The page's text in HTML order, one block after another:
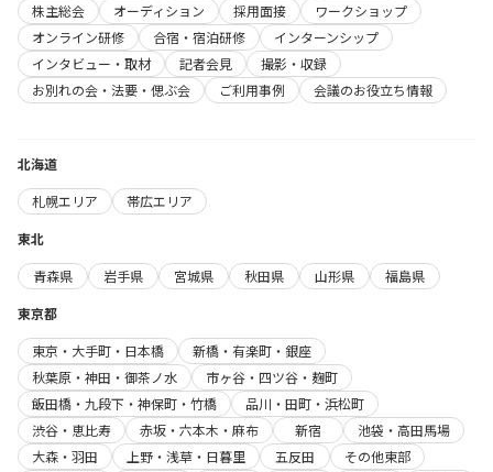
株主総会
オーディション 採用面接
ワークショップ
オンライン研修
合宿・宿泊研修
インターンシップ
インタビュー・取材
記者会見
撮影・収録
お別れの会・法要・偲ぶ会
ご利用事例 会議のお役立ち情報
北海道
札幌エリア
帯広エリア
東北
青森県
岩手県 宮城県 秋田県 山形県
福島県
東京都
東京・大手町・日本橋
新橋・有楽町・銀座
秋葉原・神田・御茶ノ水
市ヶ谷・四ツ谷・麹町
飯田橋・九段下・神保町・竹橋
品川・田町・浜松町
渋谷・恵比寿
赤坂・六本木・麻布 新宿
池袋・高田馬場
大森・羽田
上野・浅草・日暮里 五反田
その他東部